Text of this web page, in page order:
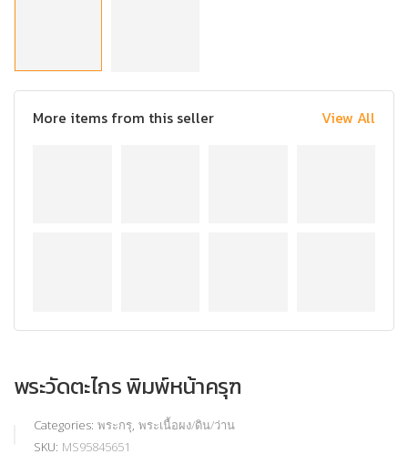
More items from this seller View All
พระวัดตะไกร พิมพ์หน้าครุฑ
Categories: พระกรุ, พระเนื้อผง/ดิน/ว่าน
SKU: MS95845651